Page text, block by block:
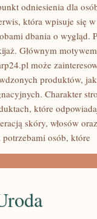
odniesienia dla
która wpisuje się
dbania o wygląd.
Głównym
może
produktów,
Charakter
które
skóry, włosów
osób, które